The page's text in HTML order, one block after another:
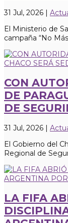
31 Jul, 2026 |
El Ministerio de
campaña “No
CON
DE
DE
31 Jul, 2026 |
El Gobierno del
Regional de
LA FIFA